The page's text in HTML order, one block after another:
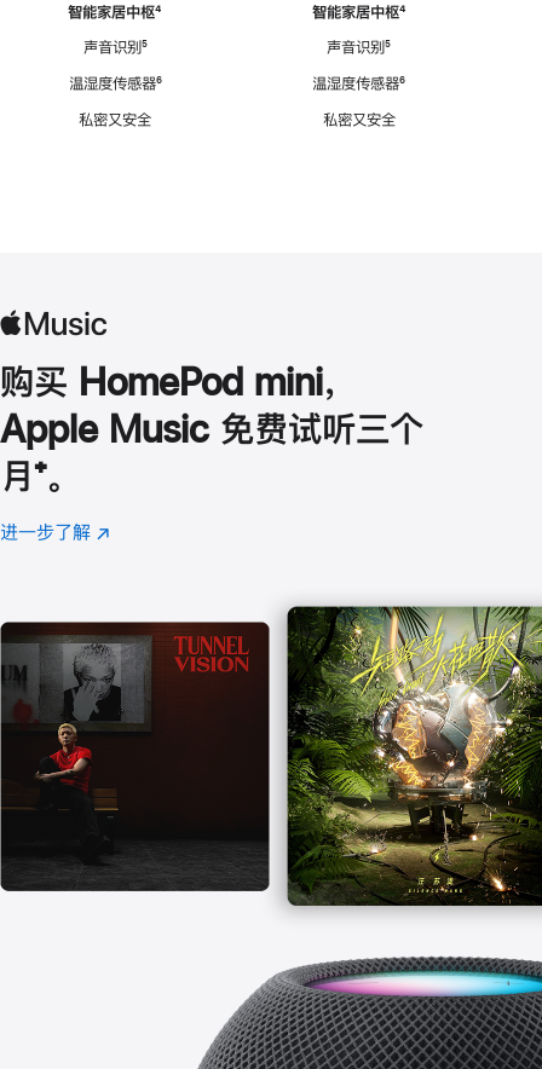
智能家居中枢脚
⁴
声音识别脚
⁵
温湿度传感器脚
⁶
私密又安全
智能家居中枢脚
⁴
声音识别脚
⁵
温湿度传感器脚
⁶
私密又安全
购买 HomePod mini，
Apple Music 免费试听三个
月 脚
注
⁺。
进一步了解 Apple
(在
口
中
打
开)